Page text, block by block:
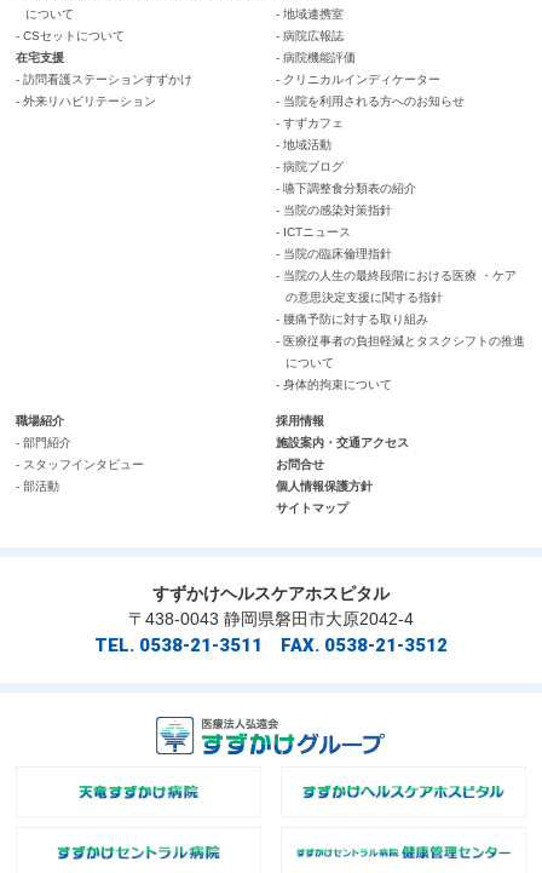
について
- CSセットについて
在宅支援
- 訪問看護ステーションすずかけ
- 外来リハビリテーション
- 地域連携室
- 病院広報誌
- 病院機能評価
- クリニカルインディケーター
- 当院を利用される方へのお知らせ
- すずカフェ
- 地域活動
- 病院ブログ
- 嚥下調整食分類表の紹介
- 当院の感染対策指針
- ICTニュース
- 当院の臨床倫理指針
- 当院の人生の最終段階における医療 ・ケア
の意思決定支援に関する指針
- 腰痛予防に対する取り組み
- 医療従事者の負担軽減とタスクシフトの推進
について
- 身体的拘束について
職場紹介
- 部門紹介
- スタッフインタビュー
- 部活動
採用情報
施設案内・交通アクセス
お問合せ
個人情報保護方針
サイトマップ
すずかけヘルスケアホスピタル
〒438-0043 静岡県磐田市大原2042-4
TEL. 0538-21-3511 FAX. 0538-21-3512